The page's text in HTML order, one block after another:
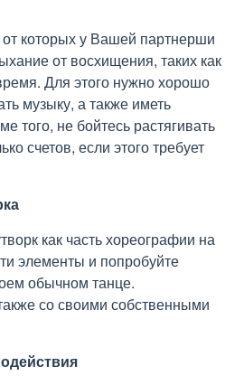
которых у Вашей партнерши
от восхищения, таких как
Для этого нужно хорошо
музыку, а также иметь
того, не бойтесь растягивать
счетов, если этого требует
как часть хореографии на
элементы и попробуйте
обычном танце.
со своими собственными